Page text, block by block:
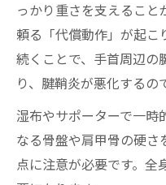
っかり重さを支えること
頼る「代償動作」が起こ
続くことで、手首周辺の
り、腱鞘炎が悪化するの
湿布やサポーターで一時
なる骨盤や肩甲骨の硬さ
点に注意が必要です。全